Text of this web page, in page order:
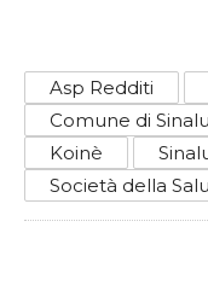
Asp Redditi
Comune di
Koinè
Società della